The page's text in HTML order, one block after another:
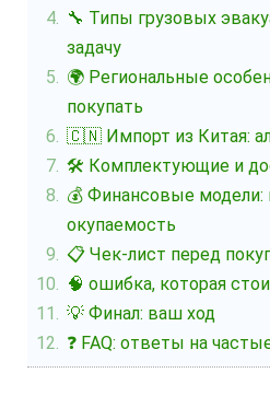
🔧 Типы грузовых
задачу
🌍 Региональные
покупать
🇨🇳 Импорт из Китая:
🛠️ Комплектующие и
💰 Финансовые модели:
окупаемость
📋 Чек-лист перед
🧠 ошибка, которая
💡 Финал: ваш ход
❓ FAQ: ответы на